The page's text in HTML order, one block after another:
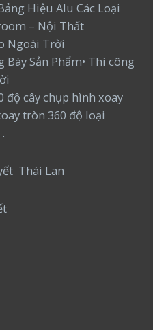
Hiệu Alu Các Loại
– Nội Thất
Ngoài Trời
Bày Sản Phẩm• Thi công
độ cây chụp hình xoay
tròn 360 độ loại
Thái Lan